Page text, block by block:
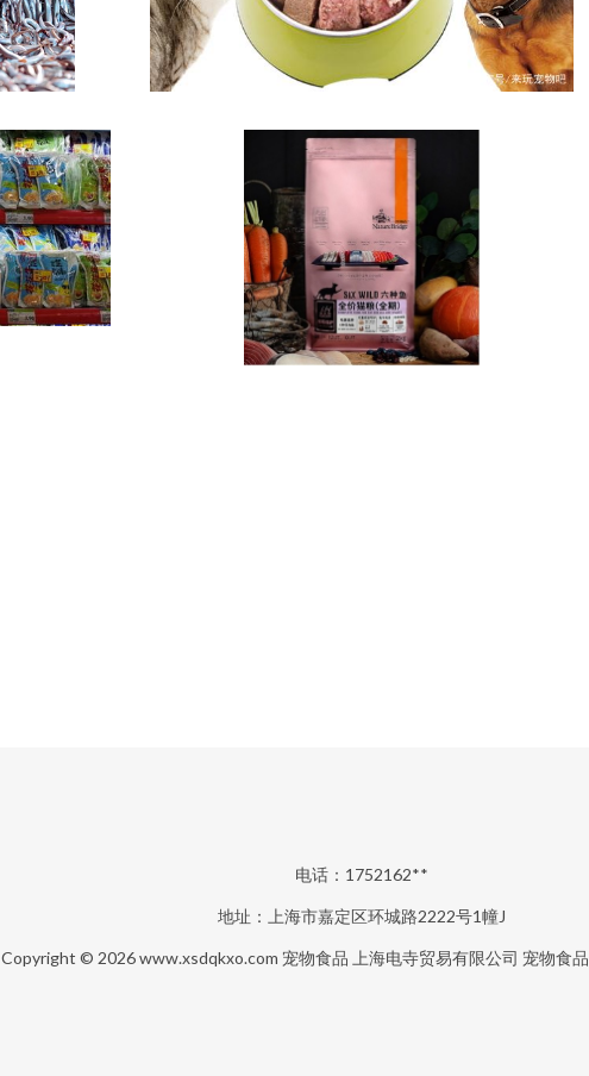
电话：1752162**
地址：上海市嘉定区环城路2222号1幢J
Copyright © 2026www.xsdqkxo.com 宠物食品 上海电寺贸易有限公司 宠物食品